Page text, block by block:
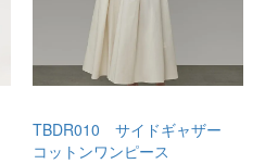
TBDR010 サイドギャザー
コットンワンピース